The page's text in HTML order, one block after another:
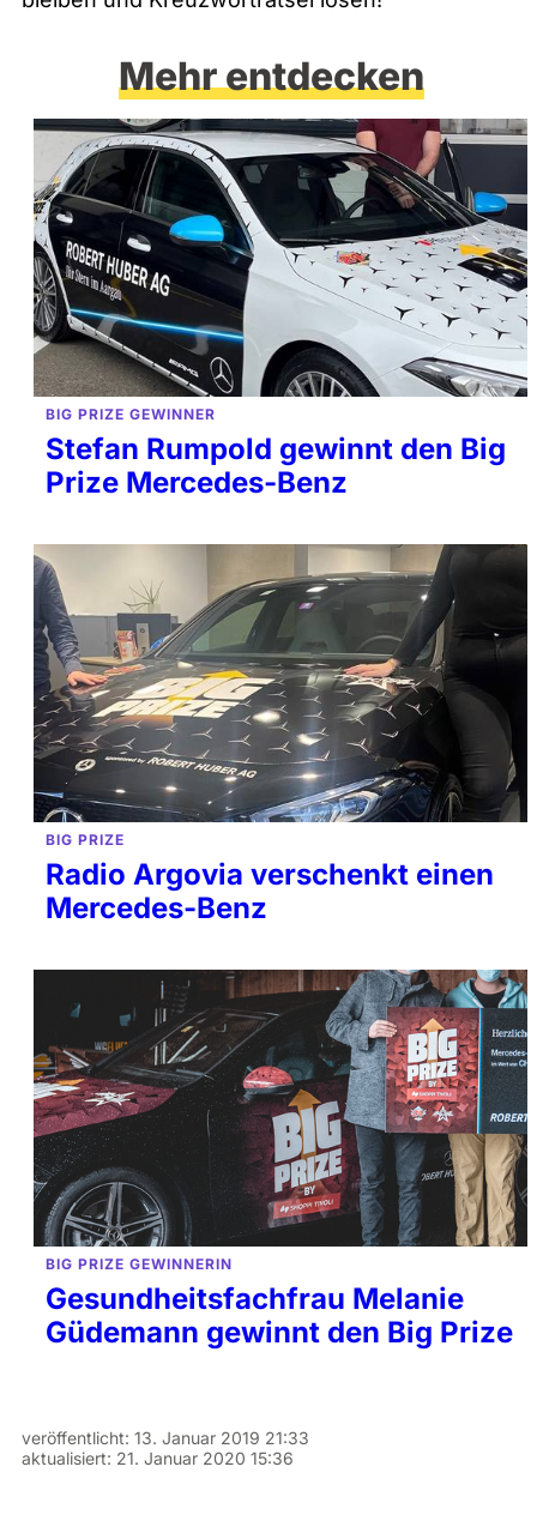
Mehr entdecken
BIG PRIZE GEWINNER
Stefan Rumpold gewinnt den Big
Prize Mercedes-Benz
BIG PRIZE
Radio Argovia verschenkt einen
Mercedes-Benz
BIG PRIZE GEWINNERIN
Gesundheitsfachfrau Melanie
Güdemann gewinnt den Big Prize
veröffentlicht: 13. Januar 2019 21:33
aktualisiert: 21. Januar 2020 15:36